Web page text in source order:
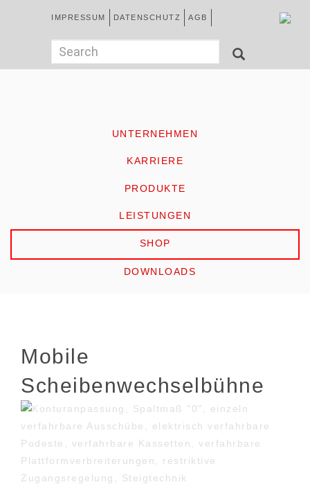
Kopfzeile
IMPRESSUM DATENSCHUTZ AGB
Suchformular
Search SEARCH
UNTERNEHMEN
KARRIERE
PRODUKTE
LEISTUNGEN
SHOP
DOWNLOADS
Mobile
Scheibenwechselbühne